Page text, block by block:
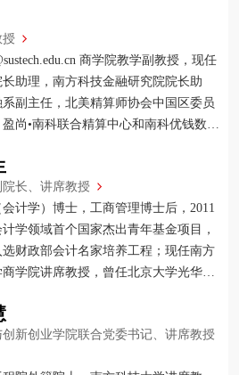
授
商学院教学副教授，现任
助理，南方科技金融研究院院长助
副主任，北美精算师协会中国区委员
尚•南科联合精算中心和南科优钱数据
长、讲席教授
计学）博士，工商管理博士后，2011
学领域首个国家杰出青年基金项目，
选财政部会计名家培养工程；现任南方
学院讲席教授，曾任北京大学光华管
新创业学院联合党委书记、讲席教授